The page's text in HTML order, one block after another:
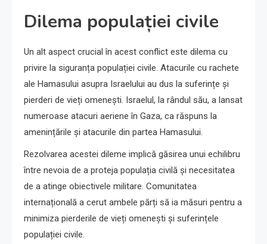
Dilema populației civile
Un alt aspect crucial în acest conflict este dilema cu
privire la siguranța populației civile. Atacurile cu rachete
ale Hamasului asupra Israelului au dus la suferințe și
pierderi de vieți omenești. Israelul, la rândul său, a lansat
numeroase atacuri aeriene în Gaza, ca răspuns la
amenințările și atacurile din partea Hamasului.
Rezolvarea acestei dileme implică găsirea unui echilibru
între nevoia de a proteja populația civilă și necesitatea
de a atinge obiectivele militare. Comunitatea
internațională a cerut ambele părți să ia măsuri pentru a
minimiza pierderile de vieți omenești și suferințele
populației civile.